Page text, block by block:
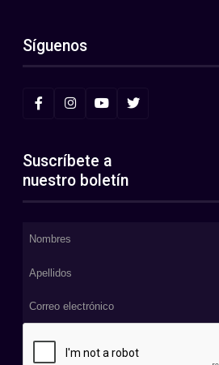
Síguenos
Suscríbete a
nuestro boletín